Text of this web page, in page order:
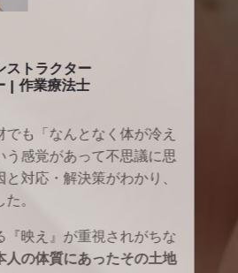
ンストラクター
ー | 作業療法士
材でも「なんとなく体が冷え
いう感覚があって不思議に思
因と対応・解決策がわかり、
でした。
る『映え』が重視されがちな
日本人の体質にあったその土地